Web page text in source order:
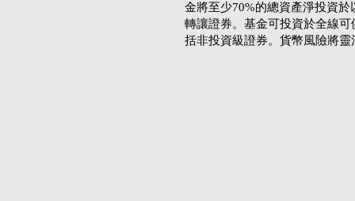
金將至少70%的總資產淨投資
轉讓證券。基金可投資於全線
括非投資級證券。貨幣風險將靈